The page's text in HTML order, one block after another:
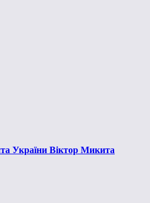
України Віктор Микита